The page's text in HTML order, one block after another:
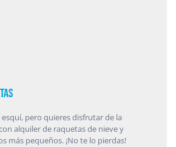
pero quieres disfrutar de la
alquiler de raquetas de nieve y
más pequeños. ¡No te lo pierdas!